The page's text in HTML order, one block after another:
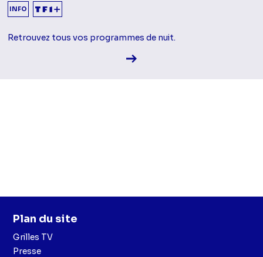
INFO
Retrouvez tous vos programmes de nuit.
Voir la fiche diffusion
Plan du site
Grilles TV
Presse